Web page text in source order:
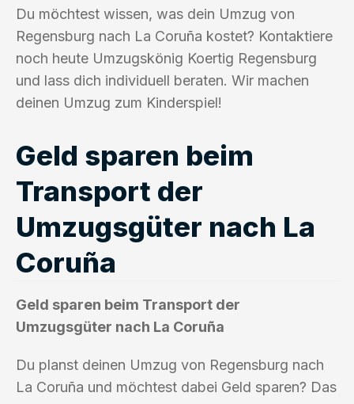
Du möchtest wissen, was dein Umzug von
Regensburg nach La Coruña kostet? Kontaktiere
noch heute Umzugskönig Koertig Regensburg
und lass dich individuell beraten. Wir machen
deinen Umzug zum Kinderspiel!
Geld sparen beim
Transport der
Umzugsgüter nach La
Coruña
Geld sparen beim Transport der
Umzugsgüter nach La Coruña
Du planst deinen Umzug von Regensburg nach
La Coruña und möchtest dabei Geld sparen? Das